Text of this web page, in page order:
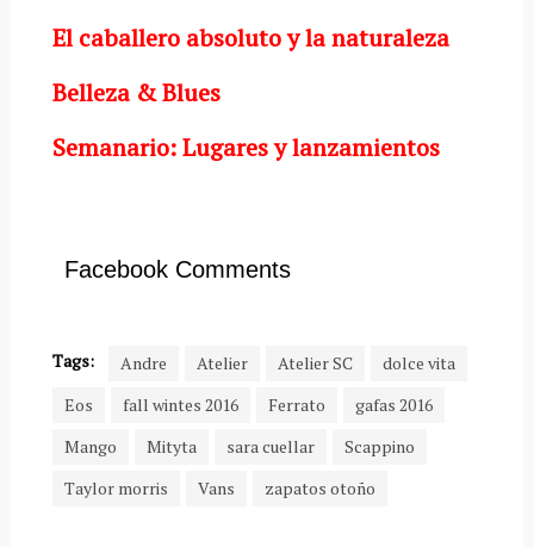
El caballero absoluto y la naturaleza
Belleza & Blues
Semanario: Lugares y lanzamientos
Facebook Comments
Tags: Andre Atelier Atelier SC
dolce vita
Eos
fall wintes 2016 Ferrato
gafas 2016
Mango
Mityta sara cuellar
Scappino
Taylor morris
Vans zapatos otoño